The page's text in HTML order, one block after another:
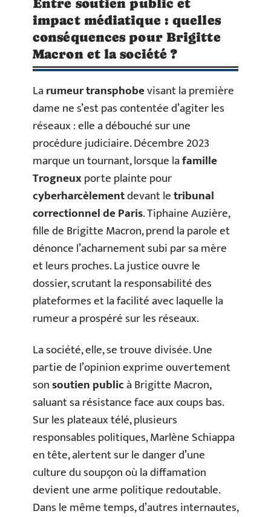
Entre soutien public et
impact médiatique : quelles
conséquences pour Brigitte
Macron et la société ?
Larumeur transphobevisant la première
dame ne s’est pas contentée d’agiter les
réseaux : elle a débouché sur une
procédure judiciaire. Décembre 2023
marque un tournant, lorsque lafamille
Trogneuxporte plainte pour
cyberharcèlementdevant letribunal
correctionnel de Paris. Tiphaine Auzière,
fille de Brigitte Macron, prend la parole et
dénonce l’acharnement subi par sa mère
et leurs proches. La justice ouvre le
dossier, scrutant la responsabilité des
plateformes et la facilité avec laquelle la
rumeur a prospéré sur les réseaux.
La société, elle, se trouve divisée. Une
partie de l’opinion exprime ouvertement
sonsoutien publicà Brigitte Macron,
saluant sa résistance face aux coups bas.
Sur les plateaux télé, plusieurs
responsables politiques, Marlène Schiappa
en tête, alertent sur le danger d’une
culture du soupçon où la diffamation
devient une arme politique redoutable.
Dans le même temps, d’autres internautes,